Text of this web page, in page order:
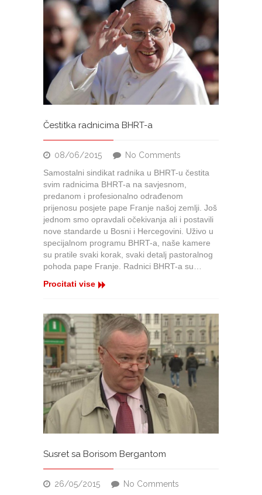
Čestitka radnicima BHRT-a
08/06/2015 No Comments
radnicima
BHRT-
a
Samostalni sindikat radnika u BHRT-u čestita
svim radnicima BHRT-a na savjesnom,
predanom i profesionalno odrađenom
prijenosu posjete pape Franje našoj zemlji. Još
jednom smo opravdali očekivanja ali i postavili
nove standarde u Bosni i Hercegovini. Uživo u
specijalnom programu BHRT-a, naše kamere
su pratile svaki korak, svaki detalj pastoralnog
pohoda pape Franje. Radnici BHRT-a su…
Procitati vise
Susret sa Borisom Bergantom
26/05/2015 No Comments